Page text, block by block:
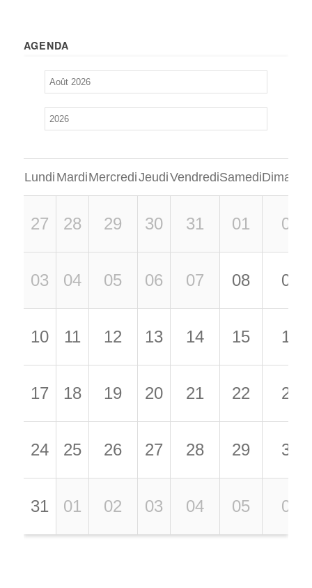
AGENDA
Lundi MardiMercrediJeudiVendrediSamedi
27 28 29 30 31 01 02
03 04 05 06 07 08 09
10 11 12 13 14 15 16
17 18 19 20 21 22 23
24 25 26 27 28 29 30
31 01 02 03 04 05 06